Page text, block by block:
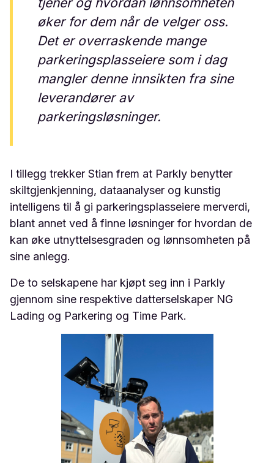
øker for dem når de velger oss.
Det er overraskende mange
parkeringsplasseiere som i dag
mangler denne innsikten fra sine
leverandører av
parkeringsløsninger.
I tillegg trekker Stian frem at Parkly benytter
skiltgjenkjenning, dataanalyser og kunstig
intelligens til å gi parkeringsplasseiere merverdi,
blant annet ved å finne løsninger for hvordan de
kan øke utnyttelsesgraden og lønnsomheten på
sine anlegg.
De to selskapene har kjøpt seg inn i Parkly
gjennom sine respektive datterselskaper NG
Lading og Parkering og Time Park.